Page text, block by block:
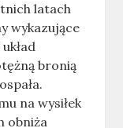
latach
wykazujące
bronią
na wysiłek
obniża